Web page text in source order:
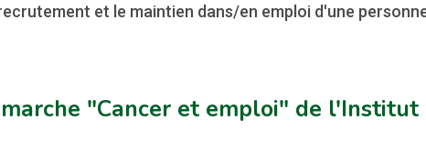
et le maintien dans/en emploi d'une
"Cancer et emploi" de